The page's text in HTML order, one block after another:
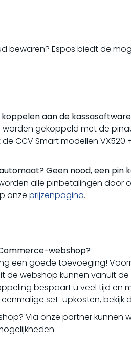
bewaren? Espos biedt de
aan de
worden gekoppeld met de
CCV Smart modellen
Geen nood, een pin
alle pinbetalingen door
onze prijzenpagina.
webshop?
een goede toevoeging!
de webshop kunnen vanuit
bespaart u veel tijd en
set-upkosten, bekijk
Via onze partner kunnen